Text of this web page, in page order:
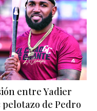
entre Yadier
de Pedro